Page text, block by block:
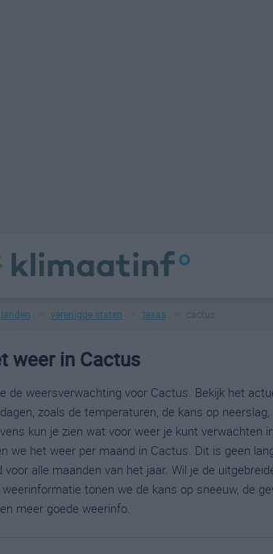
landen verenigde staten texas
weer in Cactus
de weersverwachting voor Cactus. Bekijk het
zoals de temperaturen, de kans op
kun je zien wat voor weer je kunt verwachten
we het weer per maand in Cactus. Dit is geen
voor alle maanden van het jaar. Wil je de
tonen we de kans op sneeuw, de
meer goede weerinfo.